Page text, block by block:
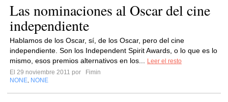
Las nominaciones al Oscar del cine
independiente
Hablamos de los Oscar, sí, de los Oscar, pero del cine
independiente. Son los Independent Spirit Awards, o lo que es lo
mismo, esos premios alternativos en los...
Leer el resto
El 29 noviembre 2011 por
Fimin
NONE NONE